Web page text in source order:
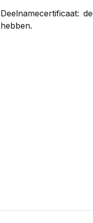
Deelnamecertificaat:
hebben.